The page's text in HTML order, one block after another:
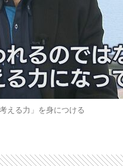
える力」を身につける